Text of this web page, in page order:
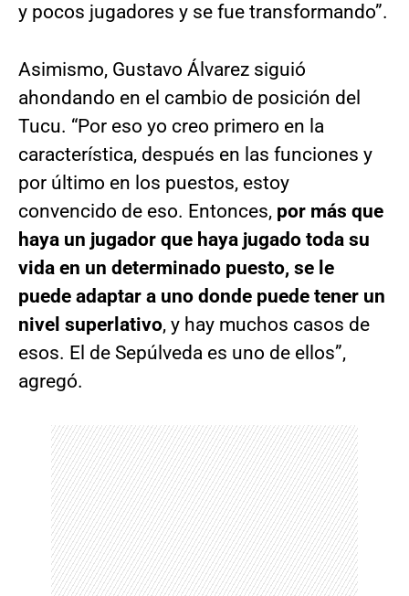
y pocos jugadores y se fue transformando”.
Asimismo, Gustavo Álvarez siguió
ahondando en el cambio de posición del
Tucu. “Por eso yo creo primero en la
característica, después en las funciones y
por último en los puestos, estoy
convencido de eso. Entonces, por más que
haya un jugador que haya jugado toda su
vida en un determinado puesto, se le
puede adaptar a uno donde puede tener un
nivel superlativo, y hay muchos casos de
esos. El de Sepúlveda es uno de ellos”,
agregó.